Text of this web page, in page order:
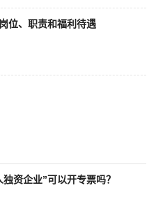
位、职责和福利待遇
资企业”可以开专票吗？